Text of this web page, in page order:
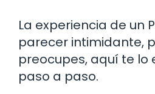
La experiencia de un
parecer intimidante,
preocupes, aquí te lo
paso a paso.